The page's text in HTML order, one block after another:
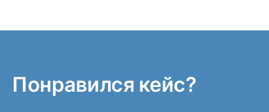
Понравился кейс?